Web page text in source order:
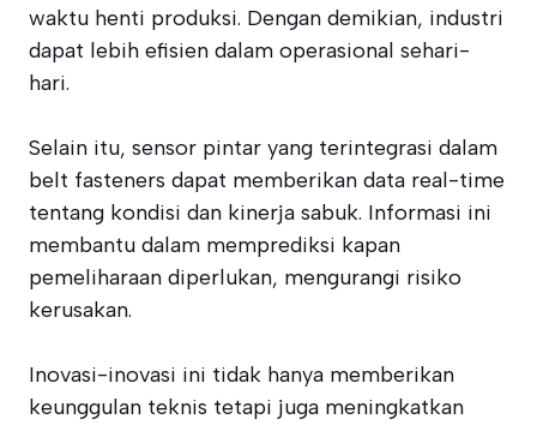
waktu henti produksi. Dengan demikian, industri
dapat lebih efisien dalam operasional sehari-
hari.
Selain itu, sensor pintar yang terintegrasi dalam
belt fasteners dapat memberikan data real-time
tentang kondisi dan kinerja sabuk. Informasi ini
membantu dalam memprediksi kapan
pemeliharaan diperlukan, mengurangi risiko
kerusakan.
Inovasi-inovasi ini tidak hanya memberikan
keunggulan teknis tetapi juga meningkatkan